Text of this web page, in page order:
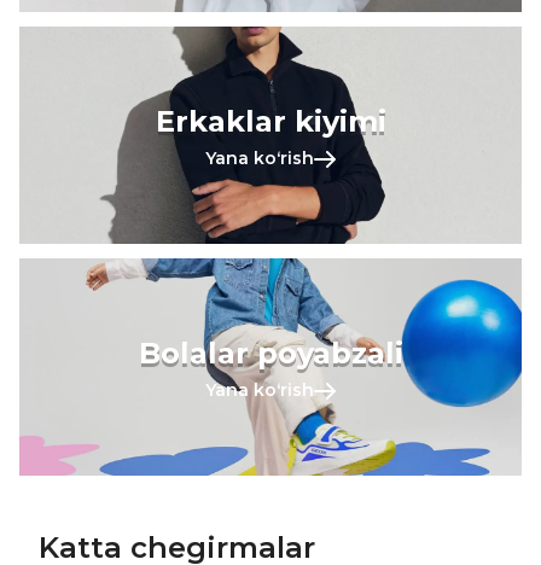
Erkaklar kiyimi
Yana koʻrish
Bolalar poyabzali
Yana koʻrish
Katta chegirmalar